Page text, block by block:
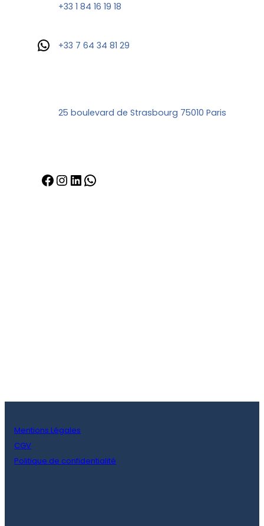
+33 1 84 16 19 18
WhatsApp +33 7 64 34 81 29
25 boulevard de Strasbourg 75010 Paris
Facebook Instagram LinkedIn WhatsApp
Mentions Légales
CGV
Politique de confidentialité